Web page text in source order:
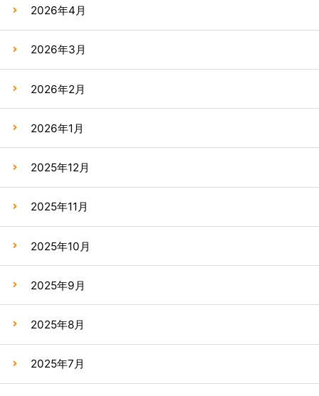
2026年4月
2026年3月
2026年2月
2026年1月
2025年12月
2025年11月
2025年10月
2025年9月
2025年8月
2025年7月